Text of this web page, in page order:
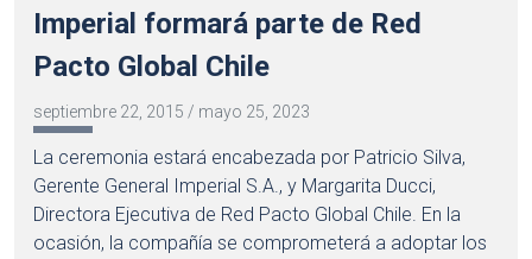
Imperial formará parte de Red
Pacto Global Chile
septiembre 22, 2015 / mayo 25, 2023
La ceremonia estará encabezada por Patricio Silva,
Gerente General Imperial S.A., y Margarita Ducci,
Directora Ejecutiva de Red Pacto Global Chile. En la
ocasión, la compañía se comprometerá a adoptar los